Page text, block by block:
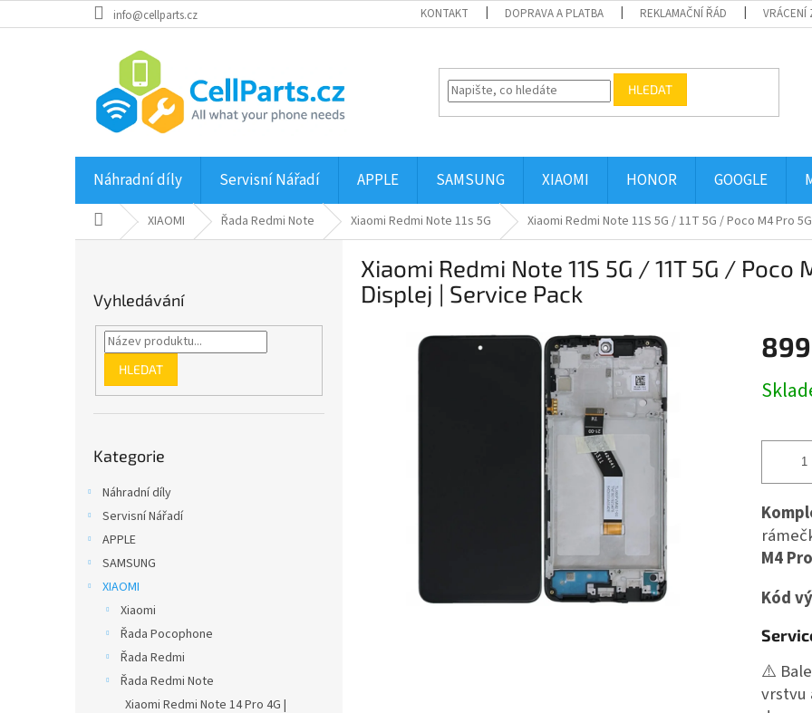
na
info@cellparts.cz KONTAKT DOPRAVA A PLATBA REKLAMAČNÍ ŘÁD VRÁCENÍ
HLEDAT
Náhradní díly Servisní Nářadí APPLE SAMSUNG XIAOMI HONOR GOOGLE
Domů XIAOMI Řada Redmi Note Xiaomi Redmi Note 11s 5G Xiaomi Redmi Note 11S 5G / 11T 5G / Poco M4 Pro
Vyhledávání
HLEDAT
kategorie
Kategorie
Náhradní díly
Servisní Nářadí
APPLE
SAMSUNG
XIAOMI
Xiaomi
Řada Pocophone
Řada Redmi
Řada Redmi Note
Xiaomi Redmi Note 14 Pro 4G |
Xiaomi Redmi Note 11S 5G / 11T 5G / Poco
Displej | Service Pack
cena:
M4
Kód
⚠️
vrstvu